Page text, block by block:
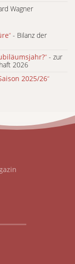
Wagner
“ - Bilanz der
“ - zur
2026
2025/26“